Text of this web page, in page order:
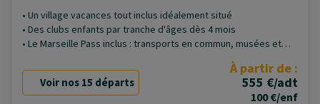
• Un village vacances tout inclus idéalement situé
• Des clubs enfants par tranche d'âges dès 4 mois
• Le Marseille Pass inclus : transports en commun, musées et
Voir nos 15 départs
À partir de :
555 €/adt
100 €/enf